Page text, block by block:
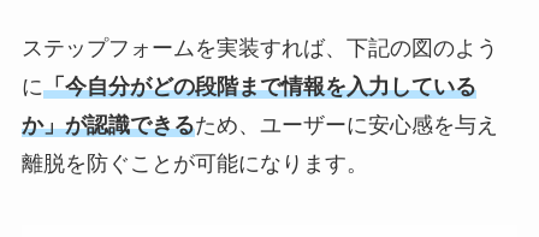
ステップフォームを実装すれば、下記の図のよう
に「今自分がどの段階まで情報を入力している
か」が認識できるため、ユーザーに安心感を与え
離脱を防ぐことが可能になります。